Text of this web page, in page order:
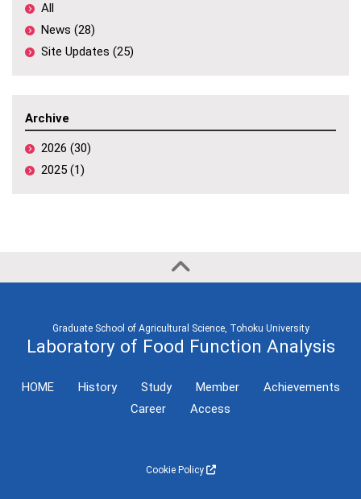
All
News (28)
Site Updates (25)
Archive
2026 (30)
2025 (1)
Graduate School of Agricultural Science, Tohoku University
Laboratory of Food Function Analysis
HOME History Study Member
Achievements
Career
Access
Cookie Policy